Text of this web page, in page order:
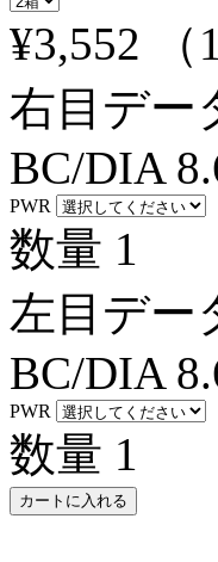
¥3,552
右目デー
BC/DIA
PWR
数量 1
左目デー
BC/DIA
PWR
数量 1
カートに入れる